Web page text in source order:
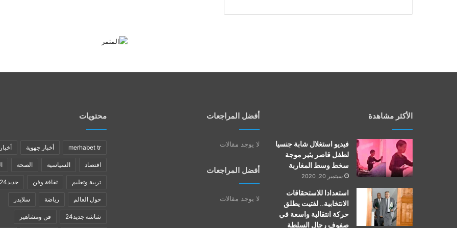
الأكثر مشاهدة
فيديو استغلال شابة جنسيا
لطفل قاصر يثير موجة
سخط وسط المغاربة
سبتمبر 20, 2020
استعدادا للاستحقاقات
الانتخابية.. لفتيت يطلق
حركة انتقالية واسعة في
صفوف رجال السلطة
أفضل المراجعات
لا يوجد مقالات
أفضل المراجعات
لا يوجد مقالات
محتويات
merhabet tr أخبار جهوية
اقتصاد السياسية الصحة
تربية وتعليم ثقافة وفن جديد24
حول العالم رياضة سلايدر
شاشة جديد24 فن ومشاهير